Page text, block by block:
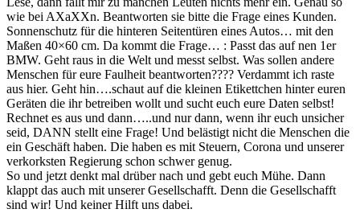
wie bei AXaXXn. Beantworten sie bitte die Frage eines Kunden.
Sonnenschutz für die hinteren Seitentüren eines Autos… mit den
Maßen 40×60 cm. Da kommt die Frage… : Passt das auf nen 1er
BMW. Geht raus in die Welt und messt selbst. Was sollen andere
Menschen für eure Faulheit beantworten???? Verdammt ich raste
aus hier. Geht hin….schaut auf die kleinen Etikettchen hinter euren
Geräten die ihr betreiben wollt und sucht euch eure Daten selbst!
Rechnet es aus und dann…..und nur dann, wenn ihr euch unsicher
seid, DANN stellt eine Frage! Und belästigt nicht die Menschen die
ein Geschäft haben. Die haben es mit Steuern, Corona und unserer
verkorksten Regierung schon schwer genug.
So und jetzt denkt mal drüber nach und gebt euch Mühe. Dann
klappt das auch mit unserer Gesellschafft. Denn die Gesellschafft
sind wir! Und keiner Hilft uns dabei.